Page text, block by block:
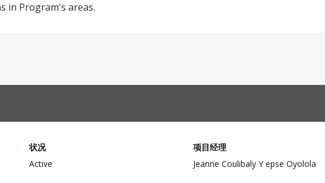
in Program's areas.
状况
Active
项目经理
Jeanne Coulibaly Y epse Oyolola